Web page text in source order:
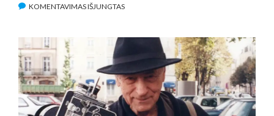
KOMENTAVIMAS IŠJUNGTASĮRAŠE
PERŽENGTI
SAVO
GALIMYBIŲ
RIBĄ